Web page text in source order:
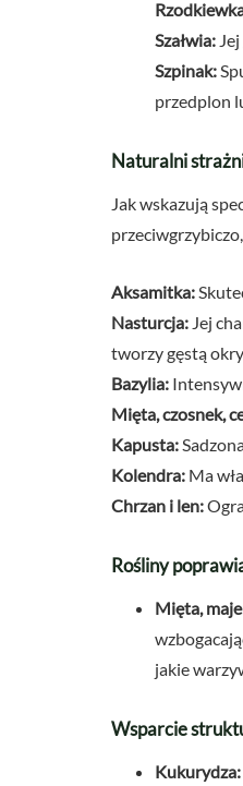
Szałwia:
Szpinak:
przedplon
Naturalni
Jak wskazują
Aksamitka:
Nasturcja: Jej
tworzy gęstą
Bazylia:
Mięta, czosnek,
Kapusta:
Kolendra: Ma
Chrzan i len:
Rośliny
Mięta,
jakie
Wsparcie
Kukurydza: